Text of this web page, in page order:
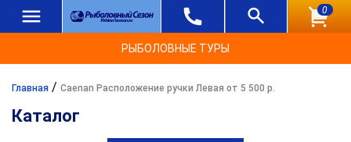
0
РЫБОЛОВНЫЕ ТУРЫ
Главная / Caenan Расположение ручки Левая от 5 500 р.
Каталог